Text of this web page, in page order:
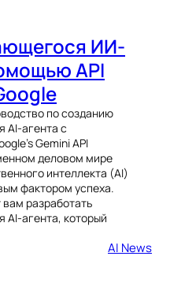
ИИ-
API
по созданию
AI-агента с
Gemini API
деловом мире
интеллекта (AI)
фактором успеха.
разработать
агента, который
AI News